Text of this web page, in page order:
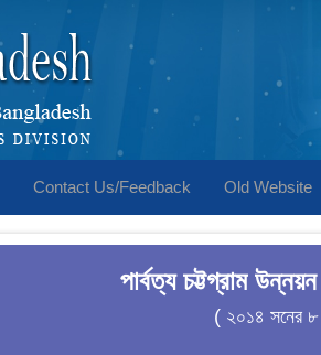
Contact Us/Feedback Old Website
পার্বত্য চট্টগ্রাম
( ২০১৪ সনের